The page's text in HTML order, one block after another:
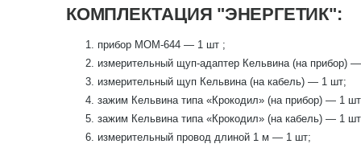
КОМПЛЕКТАЦИЯ "ЭНЕРГЕТИК":
прибор МОМ-644 — 1 шт ;
измерительный щуп-адаптер Кельвина (на прибор)
измерительный щуп Кельвина (на кабель) — 1 шт;
зажим Кельвина типа «Крокодил» (на прибор) — 1
зажим Кельвина типа «Крокодил» (на кабель) — 1
измерительный провод длиной 1 м — 1 шт;